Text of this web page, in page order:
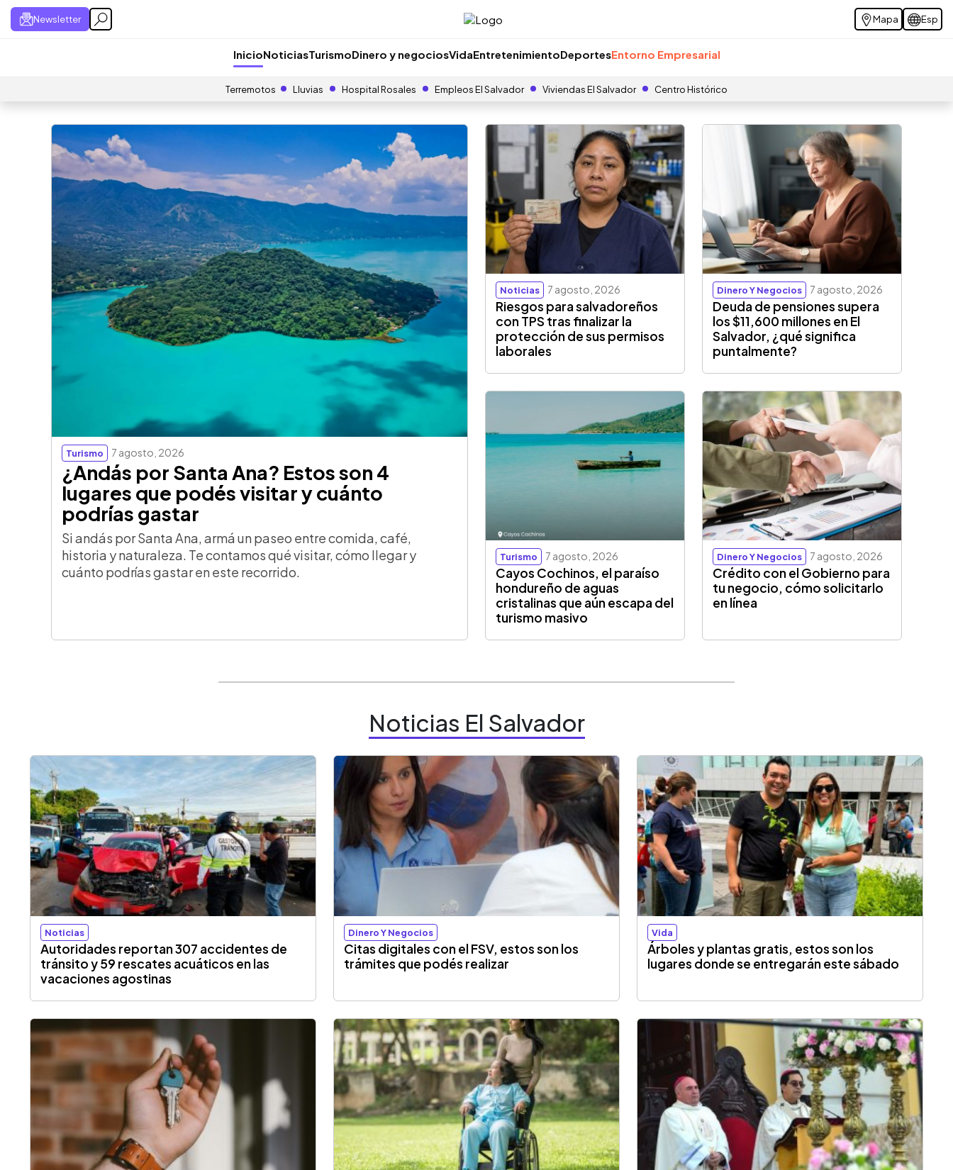
Newsletter Mapa Esp
InicioNoticiasTurismoDinero y negociosVidaEntretenimientoDeportesEntorno Empresarial
Terremotos Lluvias Hospital Rosales Empleos El Salvador Viviendas El Salvador Centro Histórico
Turismo 7 agosto, 2026
¿Andás por Santa Ana? Estos son 4
lugares que podés visitar y cuánto
podrías gastar
Si andás por Santa Ana, armá un paseo entre comida, café,
historia y naturaleza. Te contamos qué visitar, cómo llegar y
cuánto podrías gastar en este recorrido.
Noticias 7 agosto, 2026
Riesgos para salvadoreños
con TPS tras finalizar la
protección de sus permisos
laborales
Dinero Y Negocios 7 agosto, 2026
Deuda de pensiones supera
los $11,600 millones en El
Salvador, ¿qué significa
puntalmente?
Turismo 7 agosto, 2026
Cayos Cochinos, el paraíso
hondureño de aguas
cristalinas que aún escapa del
turismo masivo
Dinero Y Negocios 7 agosto, 2026
Crédito con el Gobierno para
tu negocio, cómo solicitarlo
en línea
Noticias El Salvador
Noticias
Autoridades reportan 307 accidentes de
tránsito y 59 rescates acuáticos en las
vacaciones agostinas
Dinero Y Negocios
Citas digitales con el FSV, estos son los
trámites que podés realizar
Vida
Árboles y plantas gratis, estos son los
lugares donde se entregarán este sábado